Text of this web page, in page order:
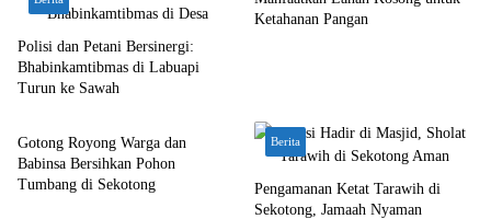
Polisi dan Petani Bersinergi:
Bhabinkamtibmas di Labuapi
Turun ke Sawah
Ketahanan Pangan
Bali Nusra
Gotong Royong Warga dan
Babinsa Bersihkan Pohon
Tumbang di Sekotong
Berita
Pengamanan Ketat Tarawih di
Sekotong, Jamaah Nyaman